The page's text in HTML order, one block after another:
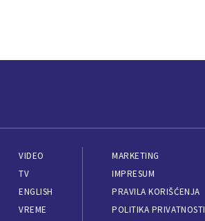
VIDEO
TV
ENGLISH
VREME
MARKETING
IMPRESUM
PRAVILA KORIŠĆENJA
POLITIKA PRIVATNOSTI